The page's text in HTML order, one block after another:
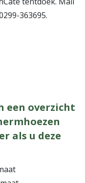
363695.
een overzicht
als u deze